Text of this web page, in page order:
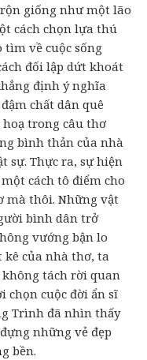
giống như một lão
cách chọn lựa thú
về cuộc sống
đối lập dứt khoát
định ý nghĩa
chất dân quê
hoạ trong câu thơ
bình thản của nhà
sự. Thực ra, sự hiện
cách tô điểm cho
mà thôi. Những vật
bình dân trở
vướng bận lo
của nhà thơ, ta
tách rời quan
chọn cuộc đời ẩn sĩ
Trình đã nhìn thấy
những vẻ đẹp
bền.